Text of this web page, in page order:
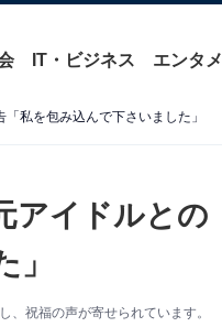
IT・ビジネス エンタメ
私を包み込んで下さいました」
アイドルとの
祝福の声が寄せられています。